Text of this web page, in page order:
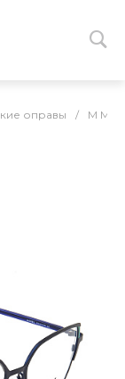
оправы / M